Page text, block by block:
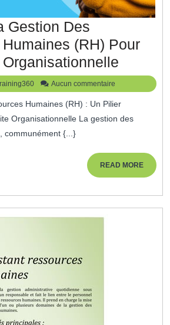
Gestion Des
(RH) Pour
La
Gestion
Des
(RH)
training360
Aucun commentaire
Organisationnelle La gestion des
communément {...}
READ MOREREAD
MORE